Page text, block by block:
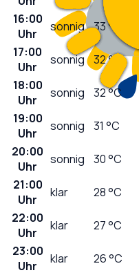
16:00
Uhr
sonnig 33°C
17:00
Uhr
sonnig 32°C
18:00
Uhr
sonnig 32°C
19:00
Uhr
sonnig 31 °C
20:00
Uhr
sonnig 30°C
21:00
Uhr
klar 28°C
22:00
Uhr
klar 27°C
23:00
Uhr
klar 26°C